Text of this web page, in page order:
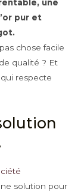
une
pur et
chose facile
qualité ? Et
respecte
solution pour